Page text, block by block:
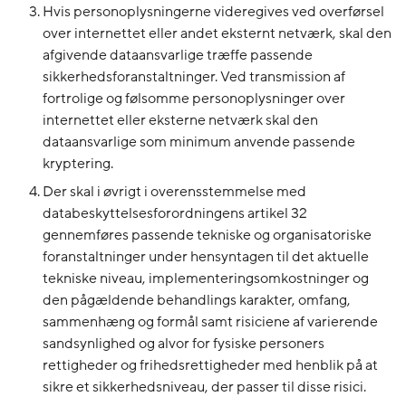
Hvis personoplysningerne videregives ved overførsel
over internettet eller andet eksternt netværk, skal den
afgivende dataansvarlige træffe passende
sikkerhedsforanstaltninger. Ved transmission af
fortrolige og følsomme personoplysninger over
internettet eller eksterne netværk skal den
dataansvarlige som minimum anvende passende
kryptering.
Der skal i øvrigt i overensstemmelse med
databeskyttelsesforordningens artikel 32
gennemføres passende tekniske og organisatoriske
foranstaltninger under hensyntagen til det aktuelle
tekniske niveau, implementeringsomkostninger og
den pågældende behandlings karakter, omfang,
sammenhæng og formål samt risiciene af varierende
sandsynlighed og alvor for fysiske personers
rettigheder og frihedsrettigheder med henblik på at
sikre et sikkerhedsniveau, der passer til disse risici.